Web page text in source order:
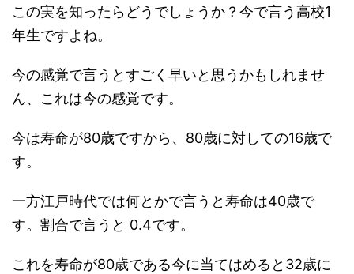
この実を知ったらどうでしょうか？今で言う高校1
年生ですよね。
今の感覚で言うとすごく早いと思うかもしれませ
ん、これは今の感覚です。
今は寿命が80歳ですから、80歳に対しての16歳で
す。
一方江戸時代では何とかで言うと寿命は40歳で
す。割合で言うと 0.4です。
これを寿命が80歳である今に当てはめると32歳に